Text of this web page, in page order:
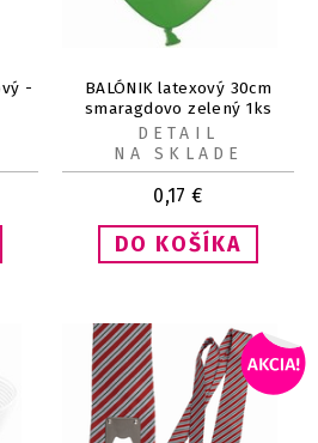
-
BALÓNIK latexový 30cm
smaragdovo zelený 1ks
0,17 €
DETAIL
NA SKLADE